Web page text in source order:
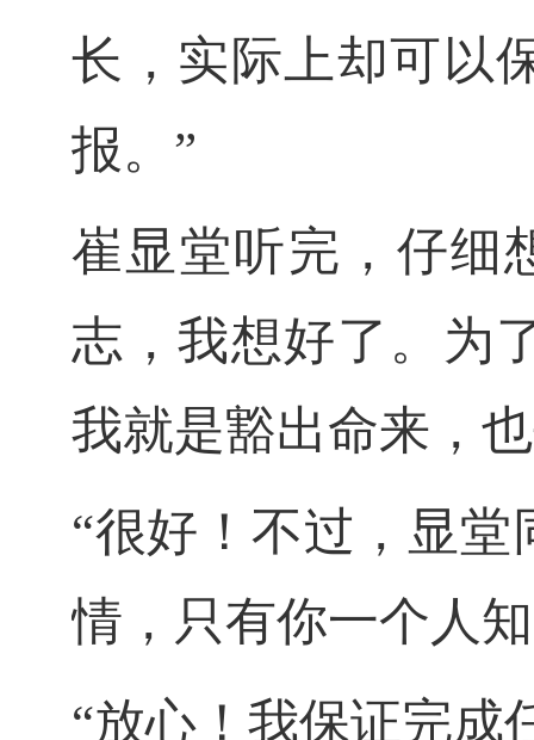
长，实际上却可以
报。”
崔显堂听完，仔细
志，我想好了。为
我就是豁出命来，
“很好！不过，显
情，只有你一个人
“放心！我保证完成